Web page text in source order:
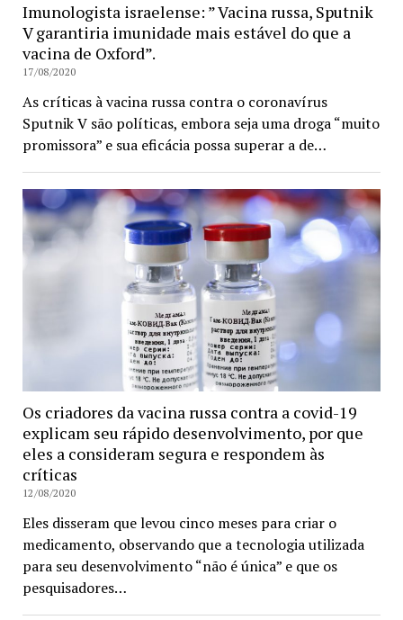
Imunologista israelense: ” Vacina russa, Sputnik
V garantiria imunidade mais estável do que a
vacina de Oxford”.
17/08/2020
As críticas à vacina russa contra o coronavírus
Sputnik V são políticas, embora seja uma droga “muito
promissora” e sua eficácia possa superar a de…
Os criadores da vacina russa contra a covid-19
explicam seu rápido desenvolvimento, por que
eles a consideram segura e respondem às
críticas
12/08/2020
Eles disseram que levou cinco meses para criar o
medicamento, observando que a tecnologia utilizada
para seu desenvolvimento “não é única” e que os
pesquisadores…